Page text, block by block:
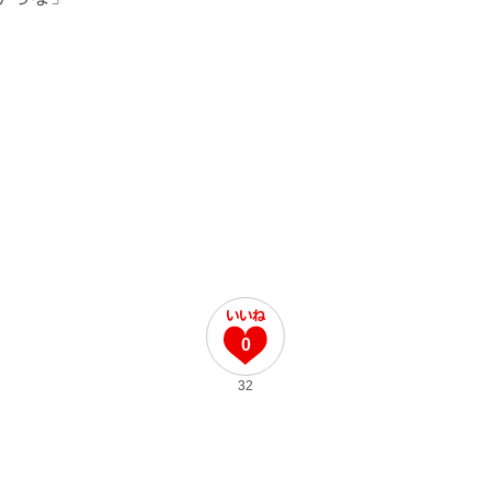
0
32